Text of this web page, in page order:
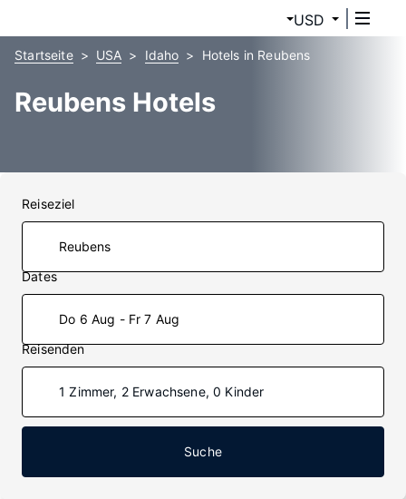
USD
Startseite USA Idaho Hotels in Reubens
Reubens Hotels
Reiseziel
Dates
Do 6 Aug - Fr 7 Aug
Reisenden
1 Zimmer, 2 Erwachsene, 0 Kinder
Suche